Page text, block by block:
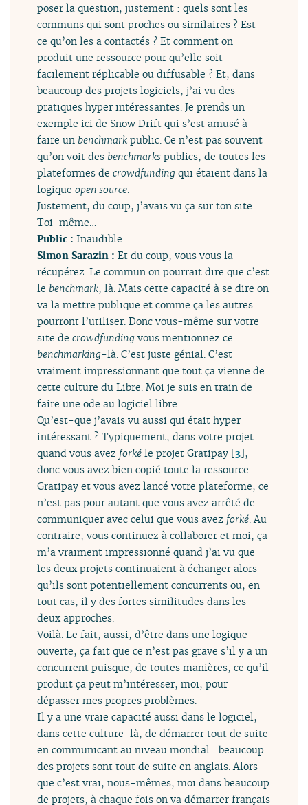
poser la question, justement : quels sont les
communs qui sont proches ou similaires ? Est-
ce qu’on les a contactés ? Et comment on
produit une ressource pour qu’elle soit
facilement réplicable ou diffusable ? Et, dans
beaucoup des projets logiciels, j’ai vu des
pratiques hyper intéressantes. Je prends un
exemple ici de Snow Drift qui s’est amusé à
faire un benchmark public. Ce n’est pas souvent
qu’on voit des benchmarks publics, de toutes les
plateformes decrowdfunding qui étaient dans la
logiqueopen source
Justement, du coup, j’avais vu ça sur ton site.
Toi-même…
Public : Inaudible.
Simon Sarazin : Et du coup, vous vous la
récupérez. Le commun on pourrait dire que c’est
le benchmark, là. Mais cette capacité à se dire on
va la mettre publique et comme ça les autres
pourront l’utiliser. Donc vous-même sur votre
site decrowdfunding vous mentionnez ce
benchmarking-là. C’est juste génial. C’est
vraiment impressionnant que tout ça vienne de
cette culture du Libre. Moi je suis en train de
faire une ode au logiciel libre.
Qu’est-que j’avais vu aussi qui était hyper
intéressant ? Typiquement, dans votre projet
quand vous avez forké le projet Gratipay [3],
donc vous avez bien copié toute la ressource
Gratipay et vous avez lancé votre plateforme, ce
n’est pas pour autant que vous avez arrêté de
communiquer avec celui que vous avez forké . Au
contraire, vous continuez à collaborer et moi, ça
m’a vraiment impressionné quand j’ai vu que
les deux projets continuaient à échanger alors
qu’ils sont potentiellement concurrents ou, en
tout cas, il y des fortes similitudes dans les
deux approches.
Voilà. Le fait, aussi, d’être dans une logique
ouverte, ça fait que ce n’est pas grave s’il y a un
concurrent puisque, de toutes manières, ce qu’il
produit ça peut m’intéresser, moi, pour
dépasser mes propres problèmes.
Il y a une vraie capacité aussi dans le logiciel,
dans cette culture-là, de démarrer tout de suite
en communicant au niveau mondial : beaucoup
des projets sont tout de suite en anglais. Alors
que c’est vrai, nous-mêmes, moi dans beaucoup
de projets, à chaque fois on va démarrer français